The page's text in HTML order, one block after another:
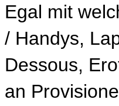
Egal mit
/ Handys,
Dessous,
an